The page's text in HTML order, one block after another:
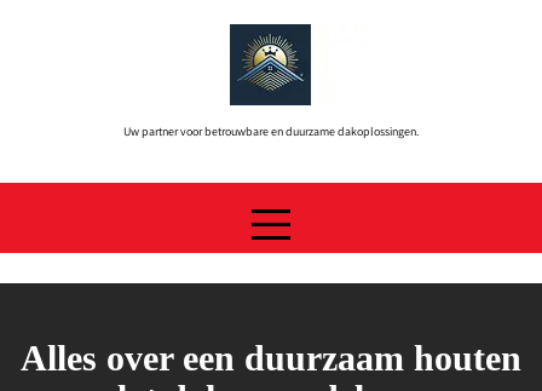
Uw partner voor betrouwbare en duurzame dakoplossingen.
Alles over een duurzaam houten